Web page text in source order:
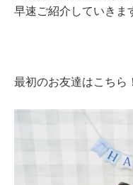
早速ご紹介していきま
最初のお友達はこちら！